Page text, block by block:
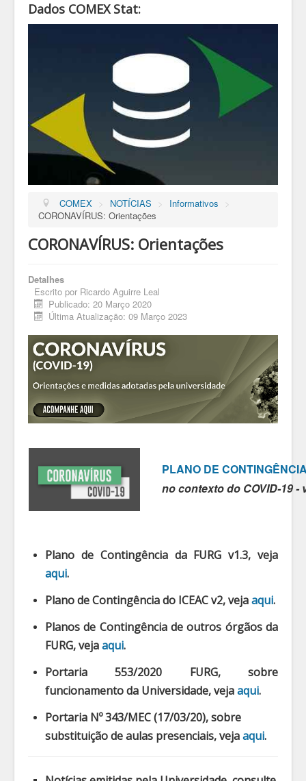
Dados COMEX Stat:
COMEX > NOTÍCIAS > Informativos
>
CORONAVÍRUS: Orientações
CORONAVÍRUS: Orientações
Detalhes
Escrito por Ricardo Aguirre Leal
Publicado: 20 Março 2020
Última Atualização: 09 Março 2023
PLANO DE
no contexto do COVID-19 -
Plano de Contingência da FURG v1.3, veja
aqui.
Plano de Contingência do ICEAC v2, vejaaqui.
Planos de Contingência de outros órgãos da
FURG, vejaaqui.
Portaria 553/2020 FURG, sobre
funcionamento da Universidade, vejaaqui.
Portaria Nº 343/MEC (17/03/20), sobre
substituição de aulas presenciais, vejaaqui.